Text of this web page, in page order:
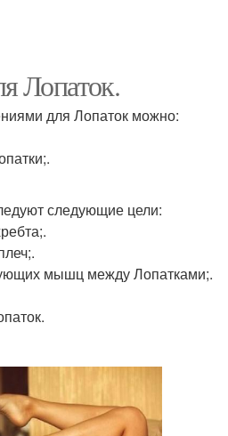
Лопаток.
для Лопаток можно:
следующие цели:
мышц между Лопатками;.